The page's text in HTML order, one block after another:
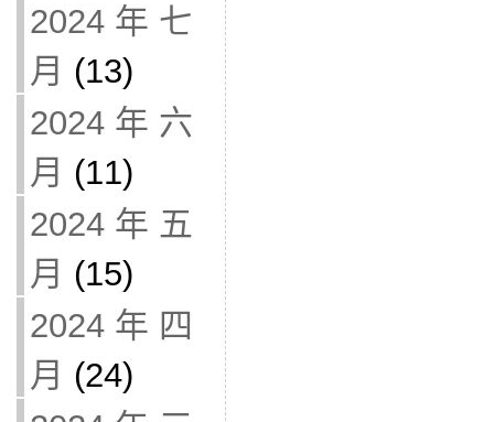
2024 年 七
月 (13)
2024 年 六
月 (11)
2024 年 五
月 (15)
2024 年 四
月 (24)